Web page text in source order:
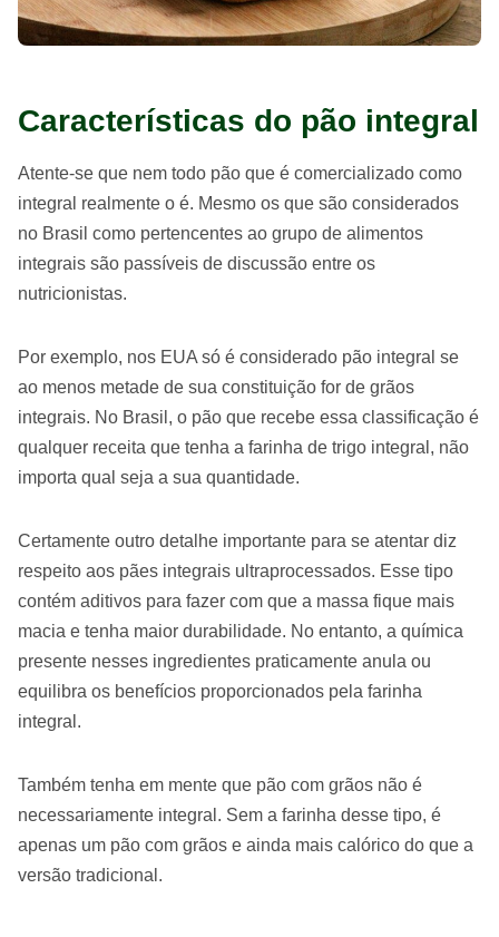
Características do pão integral
Atente-se que nem todo pão que é comercializado como
integral realmente o é. Mesmo os que são considerados
no Brasil como pertencentes ao grupo de alimentos
integrais são passíveis de discussão entre os
nutricionistas.
Por exemplo, nos EUA só é considerado pão integral se
ao menos metade de sua constituição for de grãos
integrais. No Brasil, o pão que recebe essa classificação é
qualquer receita que tenha a farinha de trigo integral, não
importa qual seja a sua quantidade.
Certamente outro detalhe importante para se atentar diz
respeito aos pães integrais ultraprocessados. Esse tipo
contém aditivos para fazer com que a massa fique mais
macia e tenha maior durabilidade. No entanto, a química
presente nesses ingredientes praticamente anula ou
equilibra os benefícios proporcionados pela farinha
integral.
Também tenha em mente que pão com grãos não é
necessariamente integral. Sem a farinha desse tipo, é
apenas um pão com grãos e ainda mais calórico do que a
versão tradicional.